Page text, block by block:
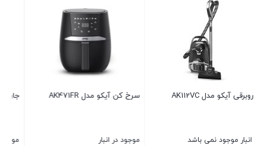
جاروبرقی آیکو مدل AK110VC
موجود در انبار
گوشت کوب حرفه ای آیکو